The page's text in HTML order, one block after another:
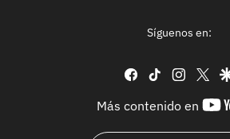
Síguenos en:
facebook
tiktok
Más contenido en